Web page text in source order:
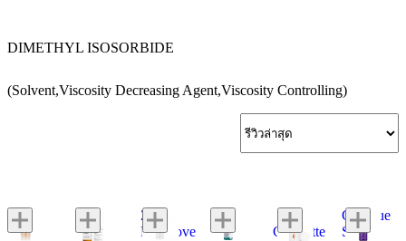
DIMETHYL ISOSORBIDE
(Solvent,Viscosity Decreasing Agent,Viscosity Controlling)
The
Zeroid
Pimprove
Charlotte
Clinique
Smart